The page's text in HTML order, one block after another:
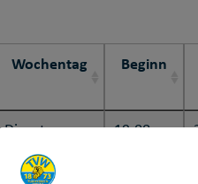
Wochentag Beginn
Dienstag 19:00